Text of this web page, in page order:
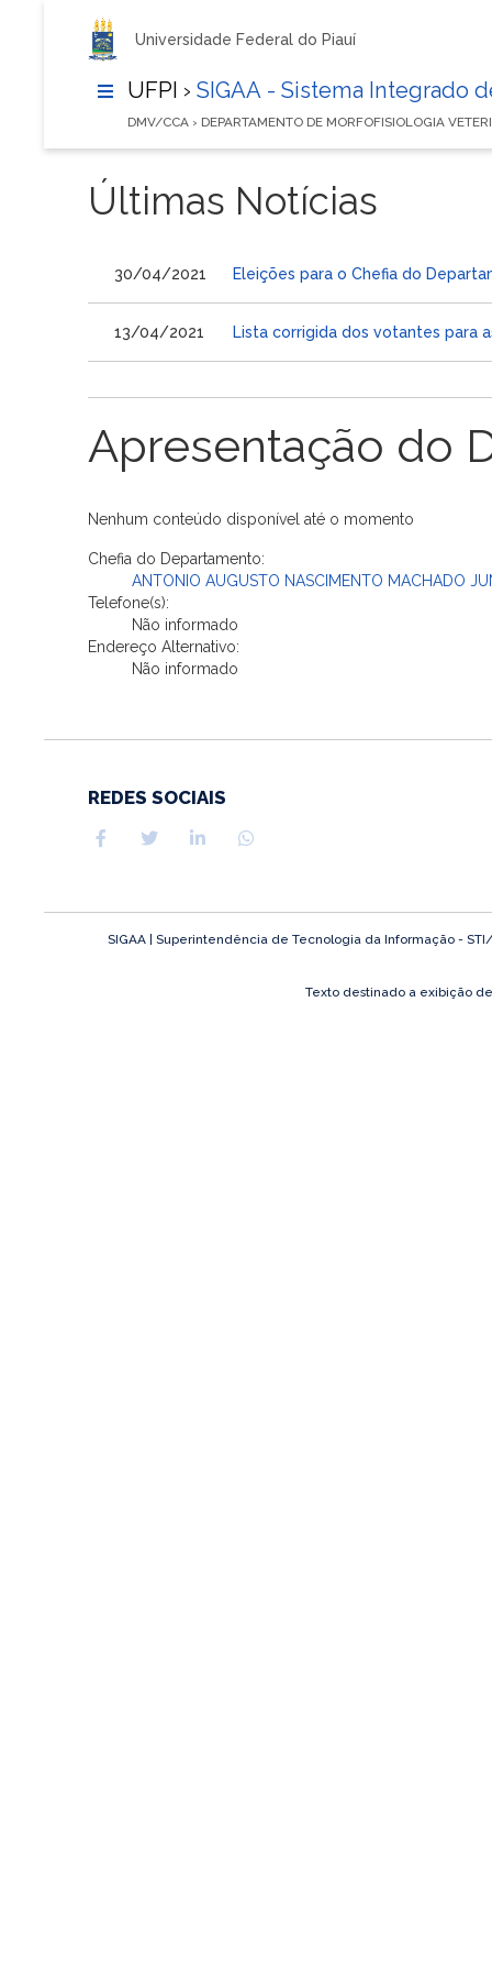
Universidade Federal do Piauí
UFPI › SIGAA - Sistema Integrado
DMV/CCA › DEPARTAMENTO DE MORFOFISIOLOGIA
Últimas Notícias
30/04/2021 Eleições para o Chefia do
13/04/2021 Lista corrigida dos votantes para
Apresentação do
Nenhum conteúdo disponível até o momento
Chefia do Departamento:
ANTONIO AUGUSTO NASCIMENTO MACHADO
Telefone(s):
Não informado
Endereço Alternativo:
Não informado
REDES SOCIAIS
SIGAA | Superintendência de Tecnologia da Informação -
Texto destinado a exibição